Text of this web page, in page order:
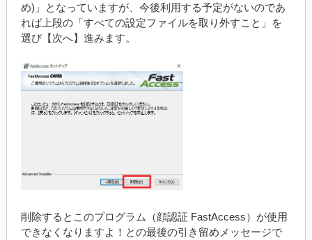
め)」となっていますが、今後利用する予定がないのであ
れば上段の「すべての設定ファイルを取り外すこと」を
選び【次へ】進みます。
削除するとこのプログラム（顔認証 FastAccess）が使用
できなくなりますよ！との最後の引き留めメッセージで